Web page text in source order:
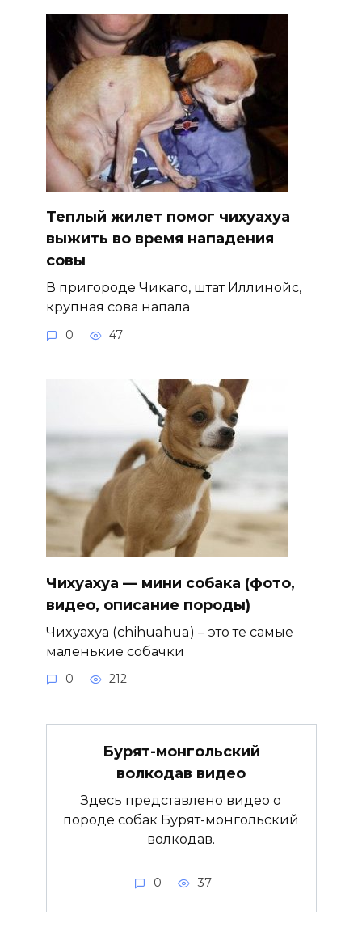
Теплый жилет помог чихуахуа
выжить во время нападения
совы
В пригороде Чикаго, штат Иллинойс,
крупная сова напала
0 47
Чихуахуа — мини собака (фото,
видео, описание породы)
Чихуахуа (chihuahua) – это те самые
маленькие собачки
0 212
Бурят-монгольский
волкодав видео
Здесь представлено видео о
породе собак Бурят-монгольский
волкодав.
0 37